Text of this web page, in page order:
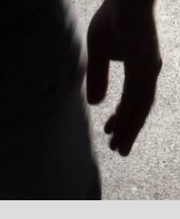
…」本田圭佑が初めて明かした日本代表
おすすめのキーワードタグ一
#三山凌輝 #高市早苗
#亀和田武